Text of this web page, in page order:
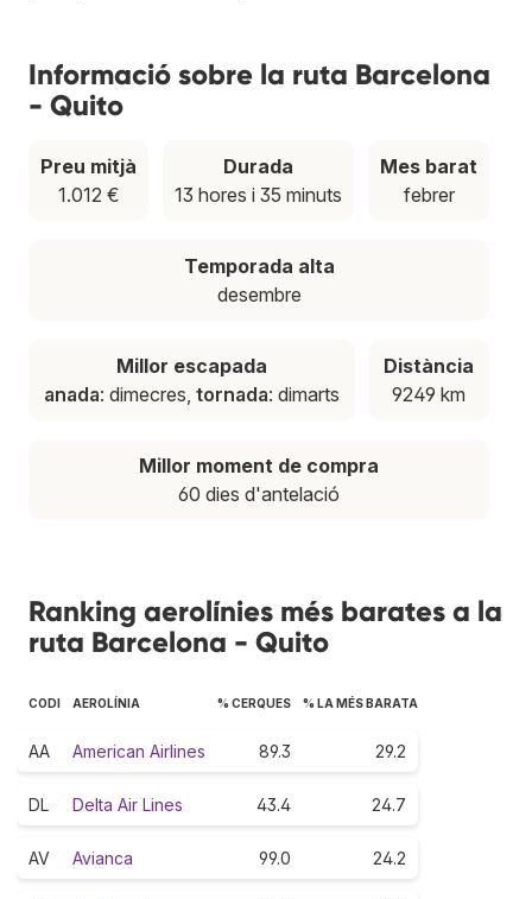
Informació sobre la ruta Barcelona
- Quito
Preu mitjà
1.012 €
Durada
13 hores i 35 minuts
Mes barat
febrer
Temporada alta
desembre
Millor escapada
anada: dimecres, tornada: dimarts
Distància
9249 km
Millor moment de compra
60 dies d'antelació
Ranking aerolínies més barates a la
ruta Barcelona - Quito
CODI AEROLÍNIA % CERQUES % LA MÉS BARATA
AA American Airlines 89.3 29.2
DL Delta Air Lines 43.4 24.7
AV Avianca 99.0 24.2